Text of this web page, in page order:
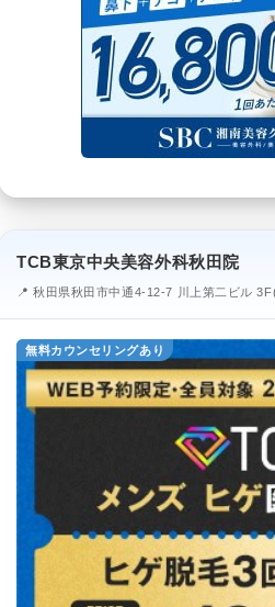
TCB東京中央美容外科秋田院
📍 秋田県秋田市中通4-12-7 川上第二ビル
無料カウンセリングあり